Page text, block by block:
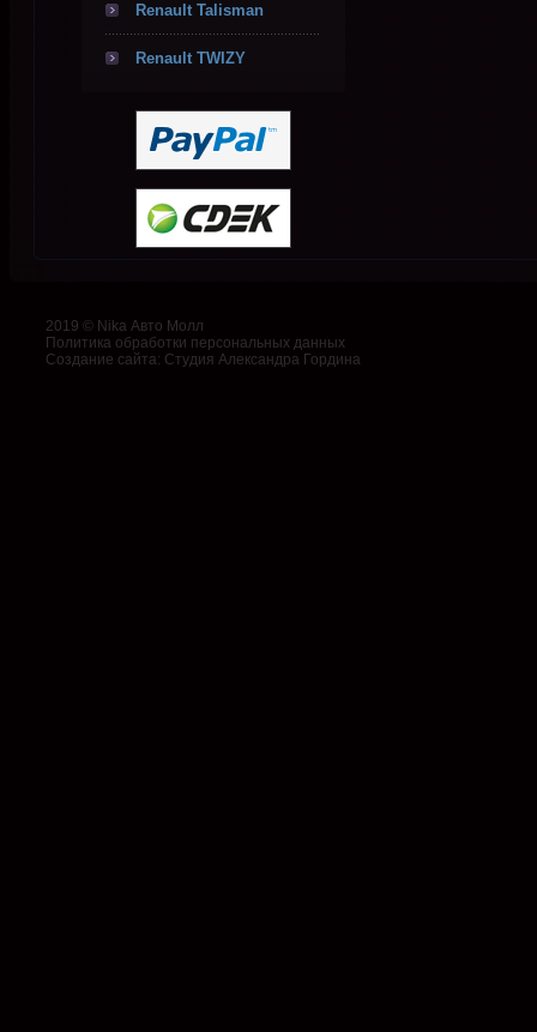
Renault Talisman
Renault TWIZY
2019 © Nika Авто Молл
Политика обработки персональных данных
Создание сайта: Студия Александра Гордина